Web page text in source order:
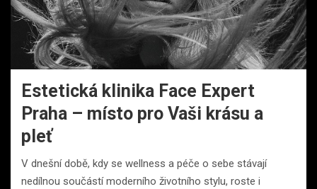
Estetická klinika Face Expert
Praha – místo pro Vaši krásu a
pleť
V dnešní době, kdy se wellness a péče o sebe stávají
nedílnou součástí moderního životního stylu, roste i